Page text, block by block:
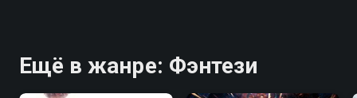
Ещё в жанре: Фэнтези